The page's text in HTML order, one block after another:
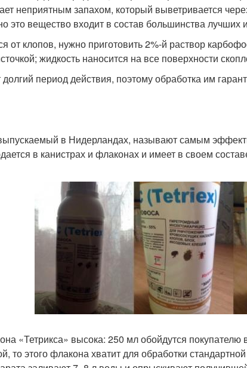
неприятным запахом, который выветривается
это вещество входит в состав большинства лучших
от клопов, нужно приготовить 2%-й раствор
жидкость наносится на все поверхности
период действия, поэтому обработка им
в Нидерландах, называют самым
в канистрах и флаконах и имеет в своем
«Тетрикса» высока: 250 мл обойдутся покупателю
то этого флакона хватит для обработки